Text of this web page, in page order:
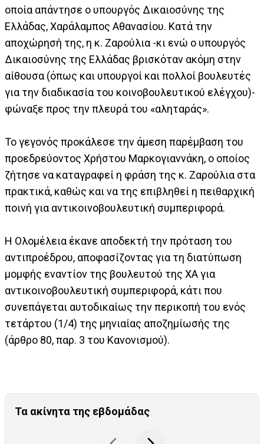
οποία απάντησε ο υπουργός Δικαιοσύνης της
Ελλάδας, Χαράλαμπος Αθανασίου. Κατά την
αποχώρησή της, η κ. Ζαρούλια -κι ενώ ο υπουργός
Δικαιοσύνης της Ελλάδας βρισκόταν ακόμη στην
αίθουσα (όπως και υπουργοί και πολλοί βουλευτές
για την διαδικασία του κοινοβουλευτικού ελέγχου)-
φώναξε προς την πλευρά του «αληταράς».
Το γεγονός προκάλεσε την άμεση παρέμβαση του
προεδρεύοντος Χρήστου Μαρκογιαννάκη, ο οποίος
ζήτησε να καταγραφεί η φράση της κ. Ζαρούλια στα
πρακτικά, καθώς και να της επιβληθεί η πειθαρχική
ποινή για αντικοινοβουλευτική συμπεριφορά.
Η Ολομέλεια έκανε αποδεκτή την πρόταση του
αντιπροέδρου, αποφασίζοντας για τη διατύπωση
μομφής εναντίον της βουλευτού της ΧΑ για
αντικοινοβουλευτική συμπεριφορά, κάτι που
συνεπάγεται αυτοδικαίως την περικοπή του ενός
τετάρτου (1/4) της μηνιαίας αποζημίωσής της
(άρθρο 80, παρ. 3 του Κανονισμού).
Τα ακίνητα της εβδομάδας